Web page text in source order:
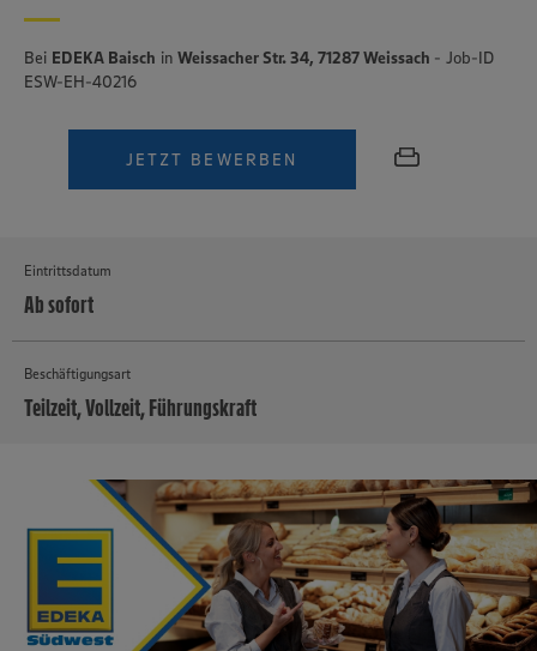
Bei EDEKA Baisch in Weissacher Str. 34, 71287 Weissach - Job-ID
ESW-EH-40216
JETZT BEWERBEN
Eintrittsdatum
Ab sofort
Beschäftigungsart
Teilzeit, Vollzeit, Führungskraft